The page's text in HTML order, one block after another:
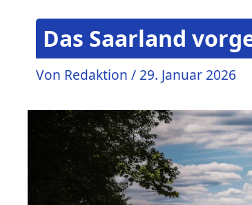
Das Saarland
Von Redaktion / 29. Januar 2026